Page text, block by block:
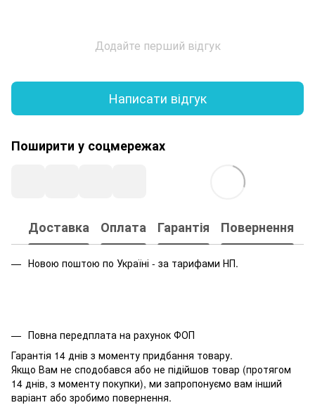
Додайте перший відгук
Написати відгук
Поширити у соцмережах
Доставка Оплата Гарантія Повернення
Новою поштою по Україні - за тарифами НП.
Повна передплата на рахунок ФОП
Гарантія 14 днів з моменту придбання товару.
Якщо Вам не сподобався або не підійшов товар (протягом
14 днів, з моменту покупки), ми запропонуємо вам інший
варіант або зробимо повернення.